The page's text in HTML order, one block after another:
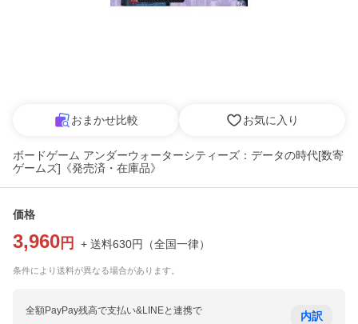
おまかせ比較 お気に入り
ボードゲーム アンダーウォーターシティーズ：データの時代[数寄
ゲームズ]《発売済・在庫品》
価格
3,960 円 + 送料630円 （全国一律）
条件により送料が異なる場合があります。
全額PayPay残高で支払い&LINEと連携で 内訳